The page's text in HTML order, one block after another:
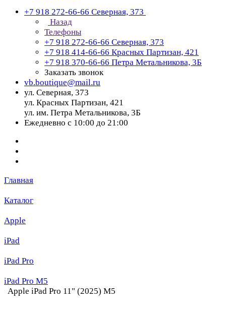
+7 918 272-66-66 Северная, 373
Назад
Телефоны
+7 918 272-66-66 Северная, 373
+7 918 414-66-66 Красных Партизан, 421
+7 918 370-66-66 Петра Метальникова, 3Б
Заказать звонок
vb.boutique@mail.ru
ул. Северная, 373
ул. Красных Партизан, 421
ул. им. Петра Метальникова, 3Б
Ежедневно с 10:00 до 21:00
Главная
Каталог
Apple
iPad
iPad Pro
iPad Pro M5
Apple iPad Pro 11" (2025) M5